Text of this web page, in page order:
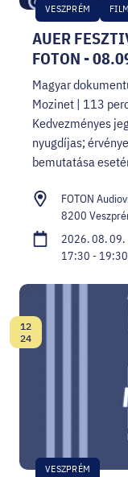
AUER
FOTON -
VESZPRÉM FILM
Magyar
Mozinet | 113
Kedvezményes
nyugdíjas;
bemutatása
FOTON
8200
2026. 08. 09.
17:30 - 19:30
VESZPRÉM
Dátum:
12
24